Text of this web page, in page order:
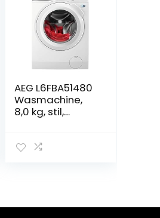
AEG L6FBA51480
Wasmachine,
8,0 kg, stil,
navulfunctie,
tpm